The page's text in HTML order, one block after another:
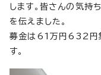
します。皆さんの気持
を伝えました。
募金は61万円632円
す。